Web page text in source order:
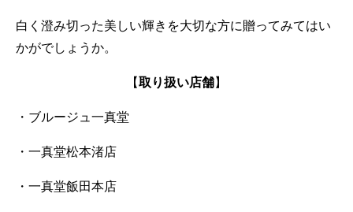
白く澄み切った美しい輝きを大切な方に贈ってみてはい
かがでしょうか。
【取り扱い店舗】
・ブルージュ一真堂
・一真堂松本渚店
・一真堂飯田本店